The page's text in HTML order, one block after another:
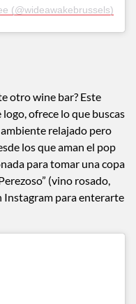
(@wideawakebrussels)
otro wine bar? Este
ofrece lo que buscas
relajado pero
los que aman el pop
para tomar una copa
(vino rosado,
Instagram para enterarte